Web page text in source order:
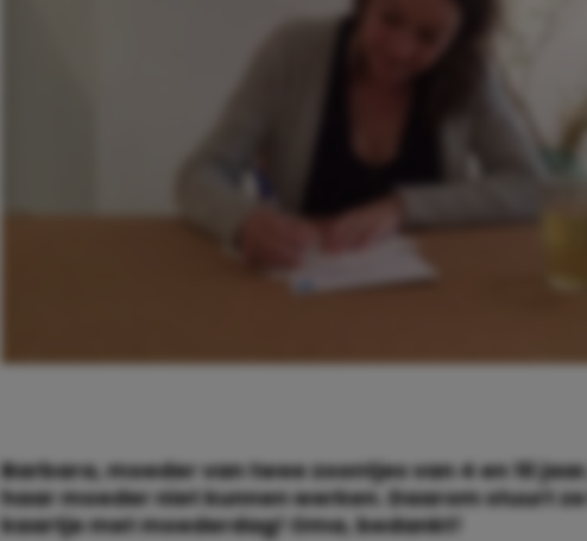
Barbara, moeder van twee zoontjes van 4 en 10
haar moeder niet kunnen werken. Daarom stuurt
kaartje met moederdag! Oma, bedankt!